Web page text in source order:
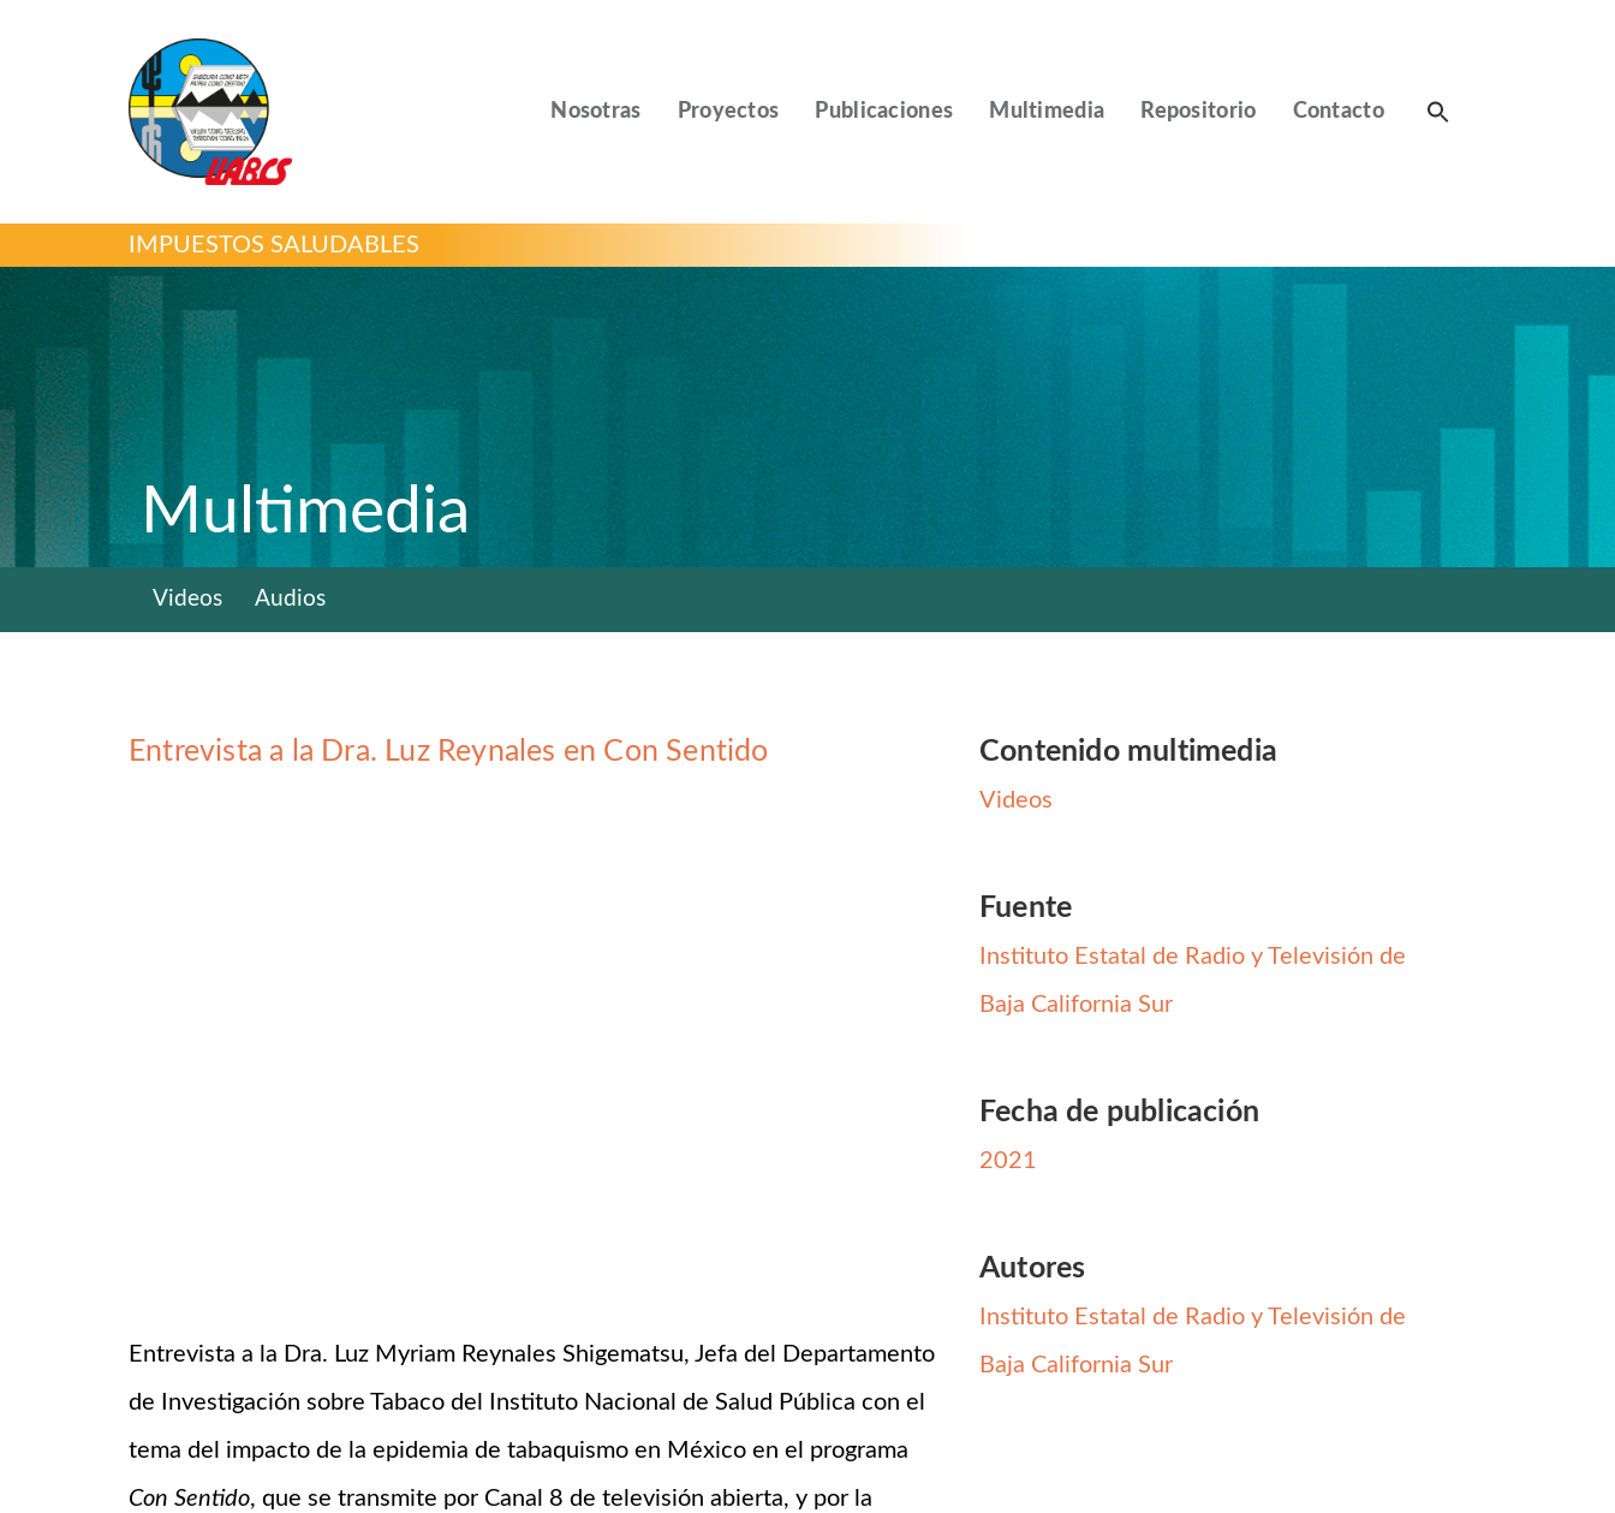
Nosotras Proyectos Publicaciones Multimedia Repositorio Contacto
IMPUESTOS SALUDABLES
Multimedia
Videos Audios
Entrevista a la Dra. Luz Reynales en Con Sentido
Entrevista a la Dra. Luz Myriam Reynales Shigematsu, Jefa del Departamento
de Investigación sobre Tabaco del Instituto Nacional de Salud Pública con el
tema del impacto de la epidemia de tabaquismo en México en el programa
Con Sentido, que se transmite por Canal 8 de televisión abierta, y por la
Contenido multimedia
Videos
Fuente
Instituto Estatal de Radio y Televisión de
Baja California Sur
Fecha de publicación
2021
Autores
Instituto Estatal de Radio y Televisión de
Baja California Sur